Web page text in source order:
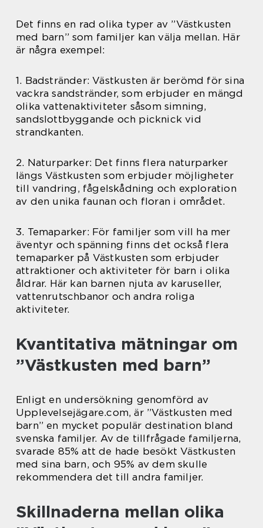
Det finns en rad olika typer av ”Västkusten
med barn” som familjer kan välja mellan. Här
är några exempel:
1. Badstränder: Västkusten är berömd för sina
vackra sandstränder, som erbjuder en mängd
olika vattenaktiviteter såsom simning,
sandslottbyggande och picknick vid
strandkanten.
2. Naturparker: Det finns flera naturparker
längs Västkusten som erbjuder möjligheter
till vandring, fågelskådning och exploration
av den unika faunan och floran i området.
3. Temaparker: För familjer som vill ha mer
äventyr och spänning finns det också flera
temaparker på Västkusten som erbjuder
attraktioner och aktiviteter för barn i olika
åldrar. Här kan barnen njuta av karuseller,
vattenrutschbanor och andra roliga
aktiviteter.
Kvantitativa mätningar om
”Västkusten med barn”
Enligt en undersökning genomförd av
Upplevelsejägare.com, är ”Västkusten med
barn” en mycket populär destination bland
svenska familjer. Av de tillfrågade familjerna,
svarade 85% att de hade besökt Västkusten
med sina barn, och 95% av dem skulle
rekommendera det till andra familjer.
Skillnaderna mellan olika